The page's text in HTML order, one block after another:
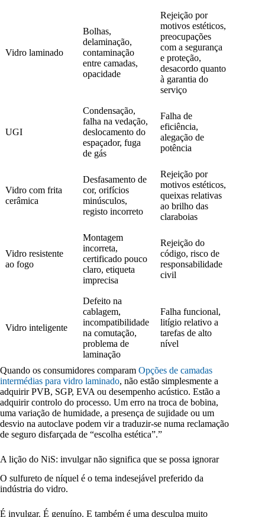
Vidro laminado
Bolhas,
delaminação,
contaminação
entre camadas,
opacidade
Rejeição por
motivos estéticos,
preocupações
com a segurança
e proteção,
desacordo quanto
à garantia do
serviço
UGI
Condensação,
falha na vedação,
deslocamento do
espaçador, fuga
de gás
Falha de
eficiência,
alegação de
potência
Vidro com frita
cerâmica
Desfasamento de
cor, orifícios
minúsculos,
registo incorreto
Rejeição por
motivos estéticos,
queixas relativas
ao brilho das
claraboias
Vidro resistente
ao fogo
Montagem
incorreta,
certificado pouco
claro, etiqueta
imprecisa
Rejeição do
código, risco de
responsabilidade
civil
Vidro inteligente
Defeito na
cablagem,
incompatibilidade
na comutação,
problema de
laminação
Falha funcional,
litígio relativo a
tarefas de alto
nível
Quando os consumidores comparam Opções de camadas
intermédias para vidro laminado, não estão simplesmente a
adquirir PVB, SGP, EVA ou desempenho acústico. Estão a
adquirir controlo do processo. Um erro na troca de bobina,
uma variação de humidade, a presença de sujidade ou um
desvio na autoclave podem vir a traduzir-se numa reclamação
de seguro disfarçada de “escolha estética”.”
A lição do NiS: invulgar não significa que se possa ignorar
O sulfureto de níquel é o tema indesejável preferido da
indústria do vidro.
É invulgar. É genuíno. E também é uma desculpa muito